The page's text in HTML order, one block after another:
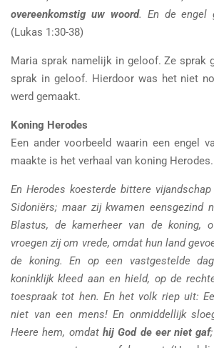
overeenkomstig uw woord. En de engel
(Lukas 1:30-38)
Maria sprak namelijk in geloof. Ze sprak
sprak in geloof. Hierdoor was het niet
werd gemaakt.
Koning Herodes
Een ander voorbeeld waarin een engel
maakte is het verhaal van koning Herodes.
En Herodes koesterde bittere
Sidoniërs; maar zij kwamen eensgezind
Blastus, de kamerheer van de koning,
vroegen zij om vrede, omdat hun land
de koning. En op een vastgestelde
koninklijk kleed aan en hield, op de
toespraak tot hen. En het volk riep uit:
niet van een mens! En onmiddellijk
Heere hem, omdat hij God de eer niet gaf